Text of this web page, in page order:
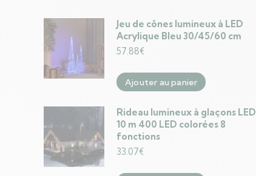
Jeu de cônes lumineux à LED
Acrylique Bleu 30/45/60 cm
57.88€
Ajouter au panier
Rideau lumineux à glaçons LED
10 m 400 LED colorées 8
fonctions
33.07€